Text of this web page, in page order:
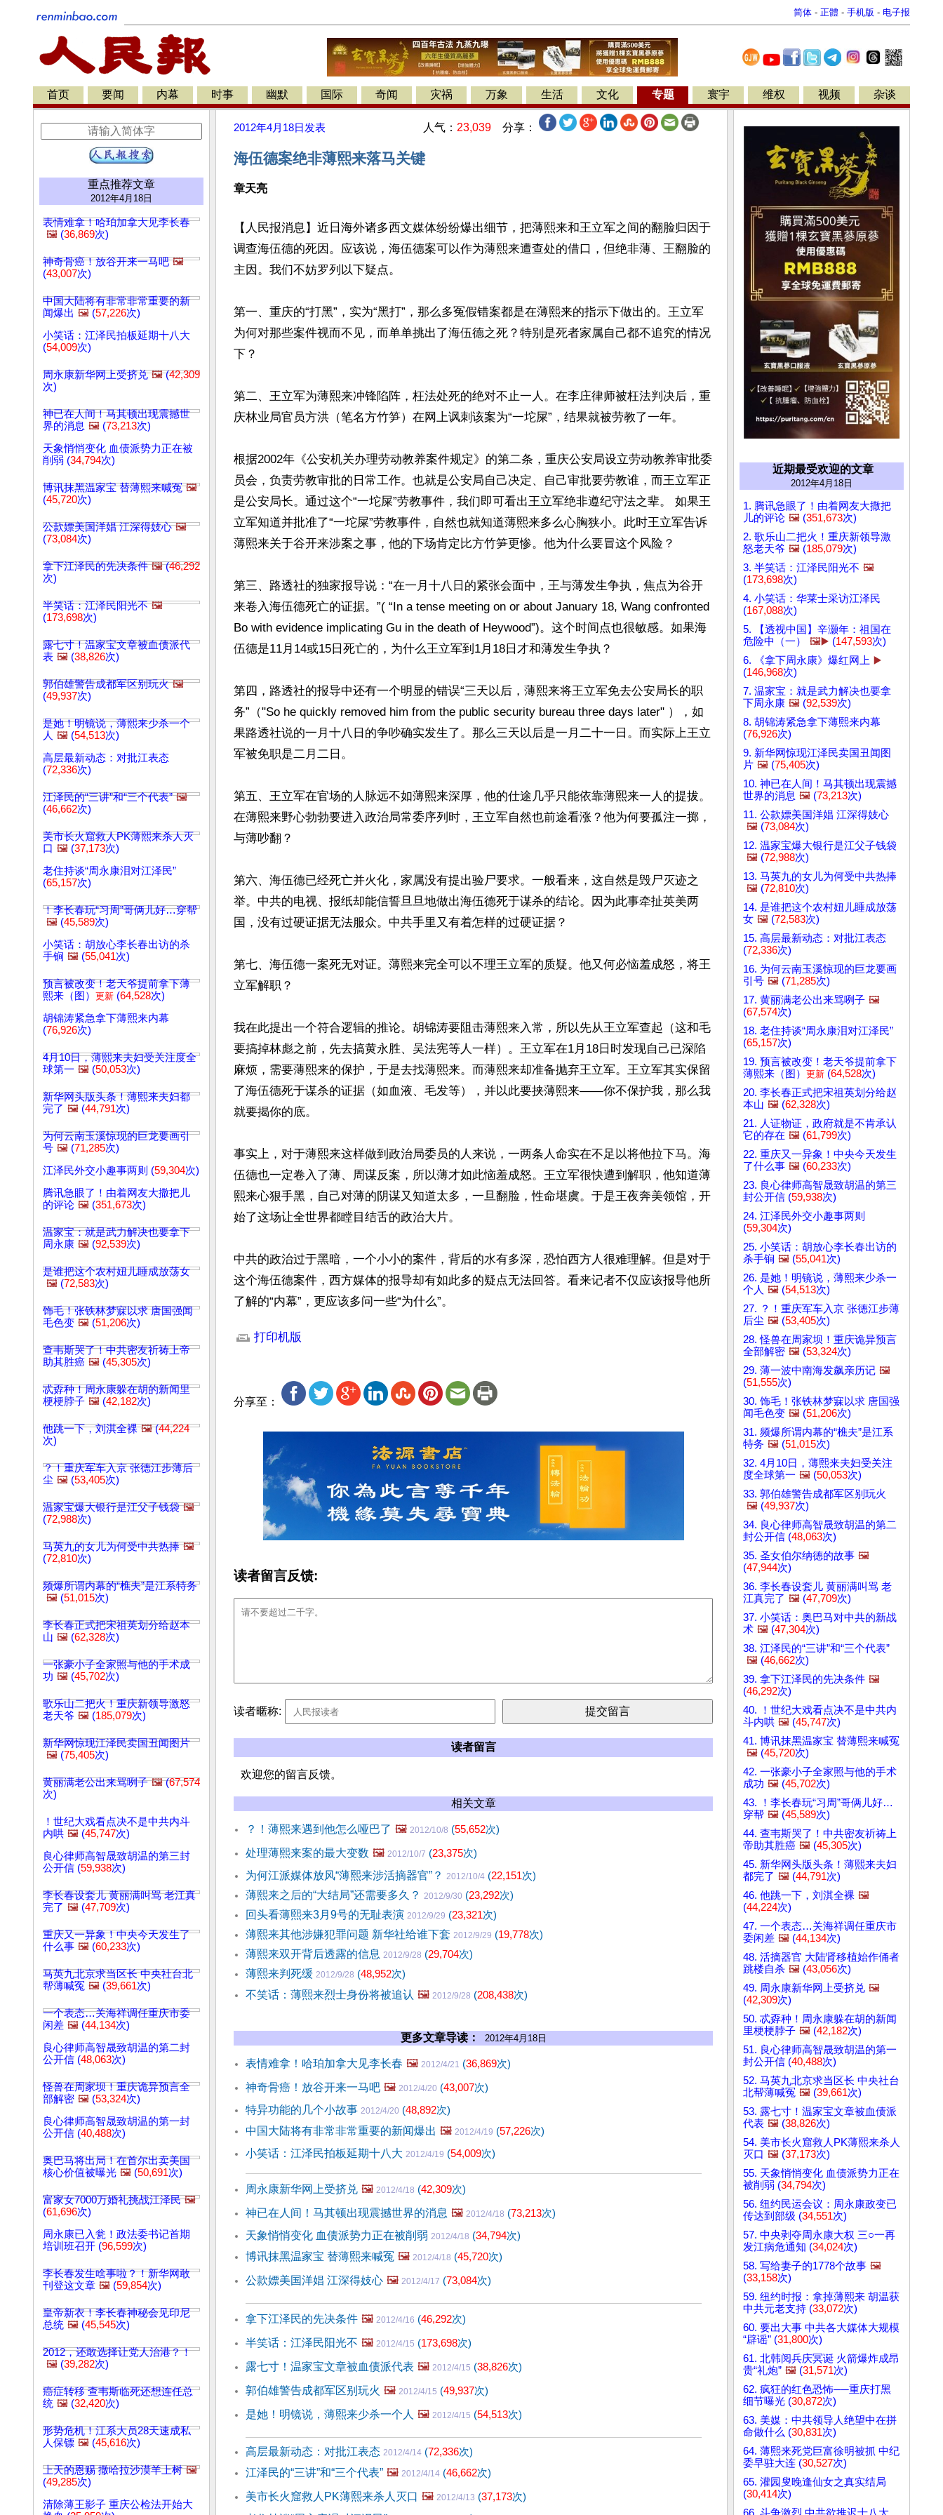
简体 - 正體 - 手机版 - 电子报
首页 要闻 内幕 时事 幽默 国际 奇闻 灾祸 万象 生活 文化 专题 寰宇 维权 视频 杂谈
重点推荐文章
2012年4月18日
表情难拿！哈珀加拿大见李长春
🖼️ (36,869次)
神奇骨癌！放谷开来一马吧 🖼️
(43,007次)
中国大陆将有非常非常重要的新
闻爆出 🖼️ (57,226次)
小笑话：江泽民拍板延期十八大
(54,009次)
周永康新华网上受挤兑 🖼️(42,309
次)
神已在人间！马其顿出现震撼世
界的消息 🖼️ (73,213次)
天象悄悄变化 血债派势力正在被
削弱 (34,794次)
博讯抹黑温家宝 替薄熙来喊冤 🖼️
(45,720次)
公款嫖美国洋娼 江深得妓心 🖼️
(73,084次)
拿下江泽民的先决条件 🖼️(46,292
次)
半笑话：江泽民阳光不 🖼️
(173,698次)
露七寸！温家宝文章被血债派代
表 🖼️ (38,826次)
郭伯雄警告成都军区别玩火 🖼️
(49,937次)
是她！明镜说，薄熙来少杀一个
人 🖼️ (54,513次)
高层最新动态：对批江表态
(72,336次)
江泽民的“三讲”和“三个代表” 🖼️
(46,662次)
美市长火窟救人PK薄熙来杀人灭
口 🖼️ (37,173次)
老住持谈“周永康泪对江泽民”
(65,157次)
！李长春玩“习周”哥俩儿好…穿帮
🖼️ (45,589次)
小笑话：胡放心李长春出访的杀
手锏 🖼️ (55,041次)
预言被改变！老天爷提前拿下薄
熙来（图） 更新 (64,528次)
胡锦涛紧急拿下薄熙来内幕
(76,926次)
4月10日，薄熙来夫妇受关注度全
球第一 🖼️ (50,053次)
新华网头版头条！薄熙来夫妇都
完了 🖼️ (44,791次)
为何云南玉溪惊现的巨龙要画引
号 🖼️ (71,285次)
江泽民外交小趣事两则 (59,304次)
腾讯急眼了！由着网友大撒把儿
的评论 🖼️ (351,673次)
温家宝：就是武力解决也要拿下
周永康 🖼️ (92,539次)
是谁把这个农村妞儿睡成放荡女
🖼️ (72,583次)
饰毛！张铁林梦寐以求 唐国强闻
毛色变 🖼️ (51,206次)
查韦斯哭了！中共密友祈祷上帝
助其胜癌 🖼️ (45,305次)
忒孬种！周永康躲在胡的新闻里
梗梗脖子 🖼️ (42,182次)
他跳一下，刘淇全裸 🖼️(44,224
次)
？！重庆军车入京 张德江步薄后
尘 🖼️ (53,405次)
温家宝爆大银行是江父子钱袋 🖼️
(72,988次)
马英九的女儿为何受中共热捧 🖼️
(72,810次)
频爆所谓内幕的“樵夫”是江系特务
🖼️ (51,015次)
李长春正式把宋祖英划分给赵本
山 🖼️ (62,328次)
一张豪小子全家照与他的手术成
功 🖼️ (45,702次)
歌乐山二把火！重庆新领导激怒
老天爷 🖼️ (185,079次)
新华网惊现江泽民卖国丑闻图片
🖼️ (75,405次)
黄丽满老公出来骂咧子 🖼️(67,574
次)
！世纪大戏看点决不是中共内斗
内哄 🖼️ (45,747次)
良心律师高智晟致胡温的第三封
公开信 (59,938次)
李长春设套儿 黄丽满叫骂 老江真
完了 🖼️ (47,709次)
重庆又一异象！中央今天发生了
什么事 🖼️ (60,233次)
马英九北京求当区长 中央社台北
帮薄喊冤 🖼️ (39,661次)
一个表态…关海祥调任重庆市委
闲差 🖼️ (44,134次)
良心律师高智晟致胡温的第二封
公开信 (48,063次)
怪兽在周家坝！重庆诡异预言全
部解密 🖼️ (53,324次)
良心律师高智晟致胡温的第一封
公开信 (40,488次)
奥巴马将出局！在首尔出卖美国
核心价值被曝光 🖼️ (50,691次)
富家女7000万婚礼挑战江泽民 🖼️
(61,696次)
周永康已入瓮！政法委书记首期
培训班召开 (96,599次)
李长春发生啥事啦？！新华网敢
刊登这文章 🖼️ (59,854次)
皇帝新衣！李长春神秘会见印尼
总统 🖼️ (45,545次)
2012，还敢选择让党人治港？！
🖼️ (39,282次)
癌症转移 查韦斯临死还想连任总
统 🖼️ (32,420次)
形势危机！江系大员28天速成私
人保镖 🖼️ (45,616次)
上天的恩赐 撒哈拉沙漠羊上树 🖼️
(49,285次)
清除薄王影子 重庆公检法开始大
2012年4月18日 发表 人气： 23,039 分享：
海伍德案绝非薄熙来落马关键
章天亮
【人民报消息】近日海外诸多西文媒体纷纷爆出细节，把薄熙来和王立军之间的翻脸归因于
调查海伍德的死因。应该说，海伍德案可以作为薄熙来遭查处的借口，但绝非薄、王翻脸的
主因。我们不妨罗列以下疑点。
第一、重庆的“打黑”，实为“黑打”，那么多冤假错案都是在薄熙来的指示下做出的。王立军
为何对那些案件视而不见，而单单挑出了海伍德之死？特别是死者家属自己都不追究的情况
下？
第二、王立军为薄熙来冲锋陷阵，枉法处死的绝对不止一人。在李庄律师被枉法判决后，重
庆林业局官员方洪（笔名方竹笋）在网上讽刺该案为“一坨屎”，结果就被劳教了一年。
根据2002年《公安机关办理劳动教养案件规定》的第二条，重庆公安局设立劳动教养审批委
员会，负责劳教审批的日常工作。也就是公安局自己决定、自己审批要劳教谁，而王立军正
是公安局长。通过这个“一坨屎”劳教事件，我们即可看出王立军绝非遵纪守法之辈。 如果王
立军知道并批准了“一坨屎”劳教事件，自然也就知道薄熙来多么心胸狭小。此时王立军告诉
薄熙来关于谷开来涉案之事，他的下场肯定比方竹笋更惨。他为什么要冒这个风险？
第三、路透社的独家报导说：“在一月十八日的紧张会面中，王与薄发生争执，焦点为谷开
来卷入海伍德死亡的证据。”( “In a tense meeting on or about January 18, Wang confronted
Bo with evidence implicating Gu in the death of Heywood”)。这个时间点也很敏感。如果海
伍德是11月14或15日死亡的，为什么王立军到1月18日才和薄发生争执？
第四，路透社的报导中还有一个明显的错误“三天以后，薄熙来将王立军免去公安局长的职
务”（"So he quickly removed him from the public security bureau three days later" ），如
果路透社说的一月十八日的争吵确实发生了。那么三天以后是一月二十一日。而实际上王立
军被免职是二月二日。
第五、王立军在官场的人脉远不如薄熙来深厚，他的仕途几乎只能依靠薄熙来一人的提拔。
在薄熙来野心勃勃要进入政治局常委序列时，王立军自然也前途看涨？他为何要孤注一掷，
与薄吵翻？
第六、海伍德已经死亡并火化，家属没有提出验尸要求。一般看来，这自然是毁尸灭迹之
举。中共的电视、报纸却能信誓旦旦地做出海伍德死于谋杀的结论。因为此事牵扯英美两
国，没有过硬证据无法服众。中共手里又有着怎样的过硬证据？
第七、海伍德一案死无对证。薄熙来完全可以不理王立军的质疑。他又何必恼羞成怒，将王
立军解职？
我在此提出一个符合逻辑的推论。胡锦涛要阻击薄熙来入常，所以先从王立军查起（这和毛
要搞掉林彪之前，先去搞黄永胜、吴法宪等人一样）。王立军在1月18日时发现自己已深陷
麻烦，需要薄熙来的保护，于是去找薄熙来。而薄熙来却准备抛弃王立军。王立军其实保留
了海伍德死于谋杀的证据（如血液、毛发等），并以此要挟薄熙来——你不保护我，那么我
就要揭你的底。
事实上，对于薄熙来这样做到政治局委员的人来说，一两条人命实在不足以将他拉下马。海
伍德也一定卷入了薄、周谋反案，所以薄才如此恼羞成怒。王立军很快遭到解职，他知道薄
熙来心狠手黑，自己对薄的阴谋又知道太多，一旦翻脸，性命堪虞。于是王夜奔美领馆，开
始了这场让全世界都瞠目结舌的政治大片。
中共的政治过于黑暗，一个小小的案件，背后的水有多深，恐怕西方人很难理解。但是对于
这个海伍德案件，西方媒体的报导却有如此多的疑点无法回答。看来记者不仅应该报导他所
了解的“内幕”，更应该多问一些“为什么”。
打印机版
分享至：
读者留言反馈:
读者暱称:
读者留言
欢迎您的留言反馈。
相关文章
？！薄熙来遇到他怎么哑巴了 🖼️ 2012/10/8 (55,652次)
处理薄熙来案的最大变数 🖼️ 2012/10/7 (23,375次)
为何江派媒体放风“薄熙来涉活摘器官”？ 2012/10/4 (22,151次)
薄熙来之后的“大结局”还需要多久？ 2012/9/30 (23,292次)
回头看薄熙来3月9号的无耻表演 2012/9/29 (23,321次)
薄熙来其他涉嫌犯罪问题 新华社给谁下套 2012/9/29 (19,778次)
薄熙来双开背后透露的信息 2012/9/28 (29,704次)
薄熙来判死缓 2012/9/28 (48,952次)
不笑话：薄熙来烈士身份将被追认 🖼️ 2012/9/28 (208,438次)
更多文章导读： 2012年4月18日
表情难拿！哈珀加拿大见李长春 🖼️ 2012/4/21 (36,869次)
神奇骨癌！放谷开来一马吧 🖼️ 2012/4/20 (43,007次)
特异功能的几个小故事 2012/4/20 (48,892次)
中国大陆将有非常非常重要的新闻爆出 🖼️ 2012/4/19 (57,226次)
小笑话：江泽民拍板延期十八大 2012/4/19 (54,009次)
周永康新华网上受挤兑 🖼️ 2012/4/18 (42,309次)
神已在人间！马其顿出现震撼世界的消息 🖼️ 2012/4/18 (73,213次)
天象悄悄变化 血债派势力正在被削弱 2012/4/18 (34,794次)
博讯抹黑温家宝 替薄熙来喊冤 🖼️ 2012/4/18 (45,720次)
公款嫖美国洋娼 江深得妓心 🖼️ 2012/4/17 (73,084次)
拿下江泽民的先决条件 🖼️ 2012/4/16 (46,292次)
半笑话：江泽民阳光不 🖼️ 2012/4/15 (173,698次)
露七寸！温家宝文章被血债派代表 🖼️ 2012/4/15 (38,826次)
郭伯雄警告成都军区别玩火 🖼️ 2012/4/15 (49,937次)
是她！明镜说，薄熙来少杀一个人 🖼️ 2012/4/15 (54,513次)
高层最新动态：对批江表态 2012/4/14 (72,336次)
江泽民的“三讲”和“三个代表” 🖼️ 2012/4/14 (46,662次)
美市长火窟救人PK薄熙来杀人灭口 🖼️ 2012/4/13 (37,173次)
近期最受欢迎的文章
2012年4月18日
1. 腾讯急眼了！由着网友大撒把
儿的评论 🖼️ (351,673次)
2. 歌乐山二把火！重庆新领导激
怒老天爷 🖼️ (185,079次)
3. 半笑话：江泽民阳光不 🖼️
(173,698次)
4. 小笑话：华莱士采访江泽民
(167,088次)
5. 【透视中国】辛灏年：祖国在
危险中（一）
🖼️▶️ (147,593次)
6. 《拿下周永康》爆红网上 ▶️
(146,968次)
7. 温家宝：就是武力解决也要拿
下周永康 🖼️ (92,539次)
8. 胡锦涛紧急拿下薄熙来内幕
(76,926次)
9. 新华网惊现江泽民卖国丑闻图
片 🖼️ (75,405次)
10. 神已在人间！马其顿出现震撼
世界的消息 🖼️ (73,213次)
11. 公款嫖美国洋娼 江深得妓心
🖼️ (73,084次)
12. 温家宝爆大银行是江父子钱袋
🖼️ (72,988次)
13. 马英九的女儿为何受中共热捧
🖼️ (72,810次)
14. 是谁把这个农村妞儿睡成放荡
女 🖼️ (72,583次)
15. 高层最新动态：对批江表态
(72,336次)
16. 为何云南玉溪惊现的巨龙要画
引号 🖼️ (71,285次)
17. 黄丽满老公出来骂咧子 🖼️
(67,574次)
18. 老住持谈“周永康泪对江泽民”
(65,157次)
19. 预言被改变！老天爷提前拿下
薄熙来（图） 更新 (64,528次)
20. 李长春正式把宋祖英划分给赵
本山 🖼️ (62,328次)
21. 人证物证，政府就是不肯承认
它的存在 🖼️ (61,799次)
22. 重庆又一异象！中央今天发生
了什么事 🖼️ (60,233次)
23. 良心律师高智晟致胡温的第三
封公开信 (59,938次)
24. 江泽民外交小趣事两则
(59,304次)
25. 小笑话：胡放心李长春出访的
杀手锏 🖼️ (55,041次)
26. 是她！明镜说，薄熙来少杀一
个人 🖼️ (54,513次)
27. ？！重庆军车入京 张德江步薄
后尘 🖼️ (53,405次)
28. 怪兽在周家坝！重庆诡异预言
全部解密 🖼️ (53,324次)
29. 薄一波中南海发飙亲历记 🖼️
(51,555次)
30. 饰毛！张铁林梦寐以求 唐国强
闻毛色变 🖼️ (51,206次)
31. 频爆所谓内幕的“樵夫”是江系
特务 🖼️ (51,015次)
32. 4月10日，薄熙来夫妇受关注
度全球第一 🖼️ (50,053次)
33. 郭伯雄警告成都军区别玩火
🖼️ (49,937次)
34. 良心律师高智晟致胡温的第二
封公开信 (48,063次)
35. 圣女伯尔纳德的故事 🖼️
(47,944次)
36. 李长春设套儿 黄丽满叫骂 老
江真完了 🖼️ (47,709次)
37. 小笑话：奥巴马对中共的新战
术 🖼️ (47,304次)
38. 江泽民的“三讲”和“三个代表”
🖼️ (46,662次)
39. 拿下江泽民的先决条件 🖼️
(46,292次)
40. ！世纪大戏看点决不是中共内
斗内哄 🖼️ (45,747次)
41. 博讯抹黑温家宝 替薄熙来喊冤
🖼️ (45,720次)
42. 一张豪小子全家照与他的手术
成功 🖼️ (45,702次)
43. ！李长春玩“习周”哥俩儿好…
穿帮 🖼️ (45,589次)
44. 查韦斯哭了！中共密友祈祷上
帝助其胜癌 🖼️ (45,305次)
45. 新华网头版头条！薄熙来夫妇
都完了 🖼️ (44,791次)
46. 他跳一下，刘淇全裸 🖼️
(44,224次)
47. 一个表态…关海祥调任重庆市
委闲差 🖼️ (44,134次)
48. 活摘器官 大陆肾移植始作俑者
跳楼自杀 🖼️ (43,056次)
49. 周永康新华网上受挤兑 🖼️
(42,309次)
50. 忒孬种！周永康躲在胡的新闻
里梗梗脖子 🖼️ (42,182次)
51. 良心律师高智晟致胡温的第一
封公开信 (40,488次)
52. 马英九北京求当区长 中央社台
北帮薄喊冤 🖼️ (39,661次)
53. 露七寸！温家宝文章被血债派
代表 🖼️ (38,826次)
54. 美市长火窟救人PK薄熙来杀人
灭口 🖼️ (37,173次)
55. 天象悄悄变化 血债派势力正在
被削弱 (34,794次)
56. 纽约民运会议：周永康政变已
传达到部级 (34,551次)
57. 中央剥夺周永康大权 三○一再
发江病危通知 (34,024次)
58. 写给妻子的1778个故事 🖼️
(33,158次)
59. 纽约时报：拿掉薄熙来 胡温获
中共元老支持 (33,072次)
60. 要出大事 中共各大媒体大规模
“辟谣” (31,800次)
61. 北韩阅兵庆冥诞 火箭爆炸成昂
贵“礼炮” 🖼️ (31,571次)
62. 疯狂的红色恐怖──重庆打黑
细节曝光 (30,872次)
63. 美媒：中共领导人绝望中在拼
命做什么 (30,831次)
64. 薄熙来死党巨富徐明被抓 中纪
委早驻大连 (30,527次)
65. 灌园叟晚逢仙女之真实结局
(30,414次)
66. 斗争激烈 中共欲推迟十八大